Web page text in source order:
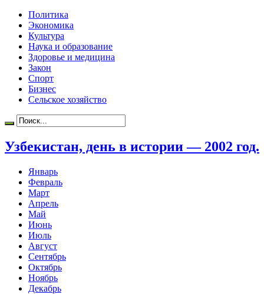
Политика
Экономика
Культура
Наука и образование
Здоровье и медицина
Закон
Спорт
Бизнес
Сельское хозяйство
Узбекистан, день в истории — 2002 год.
Январь
Февраль
Март
Апрель
Май
Июнь
Июль
Август
Сентябрь
Октябрь
Ноябрь
Декабрь